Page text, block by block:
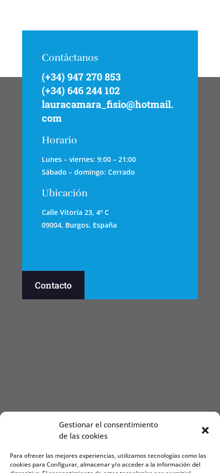
Gestionar el consentimiento
de las cookies
Para ofrecer las mejores experiencias, utilizamos tecnologías como las
cookies para Configurar, almacenar y/o acceder a la información del
Contáctanos
(+34) 947 270 853
(+34) 646 244 102
lauracamara_fisio@hotmail.
com
Horario
Lunes – viernes: 9:00 – 21:00
Sábado – domingo: Cerrado
Ubicación
Calle Vitoria 23, 4º C
09004, Burgos, España
Contacto